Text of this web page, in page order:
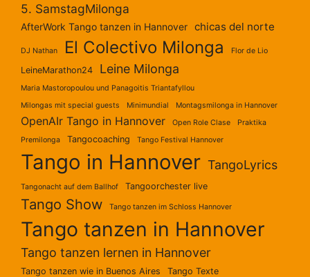
5. SamstagMilonga
AfterWork Tango tanzen in Hannover chicas del norte
DJ Nathan El Colectivo Milonga Flor de Lio
LeineMarathon24 Leine Milonga
Maria Mastoropoulou und Panagoitis Triantafyllou
Milongas mit special guests
Minimundial Montagsmilonga in Hannover
OpenAIr Tango in Hannover Open Role Clase
Praktika
Premilonga
Tangocoaching Tango Festival Hannover
Tango in Hannover TangoLyrics
Tangonacht auf dem Ballhof Tangoorchester live
Tango Show Tango tanzen im Schloss Hannover
Tango tanzen in Hannover
Tango tanzen lernen in Hannover
Tango tanzen wie in Buenos Aires
Tango Texte